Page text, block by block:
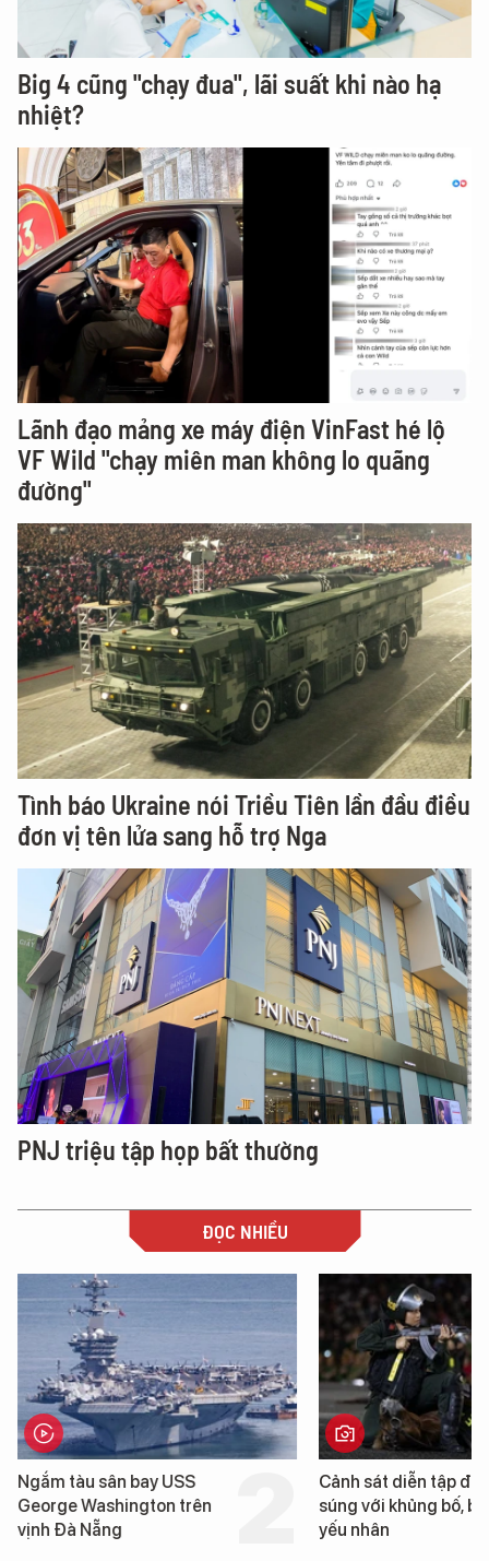
Big 4 cũng "chạy đua", lãi suất khi nào hạ
nhiệt?
Lãnh đạo mảng xe máy điện VinFast hé lộ
VF Wild "chạy miên man không lo quãng
đường"
Tình báo Ukraine nói Triều Tiên lần đầu điều
đơn vị tên lửa sang hỗ trợ Nga
PNJ triệu tập họp bất thường
ĐỌC NHIỀU
Cảnh sát diễn tập đấu
súng với khủng bố, bảo vệ
yếu nhân
Hình ảnh đầu tiên về
tàu sân bay USS
Washington vừa đến